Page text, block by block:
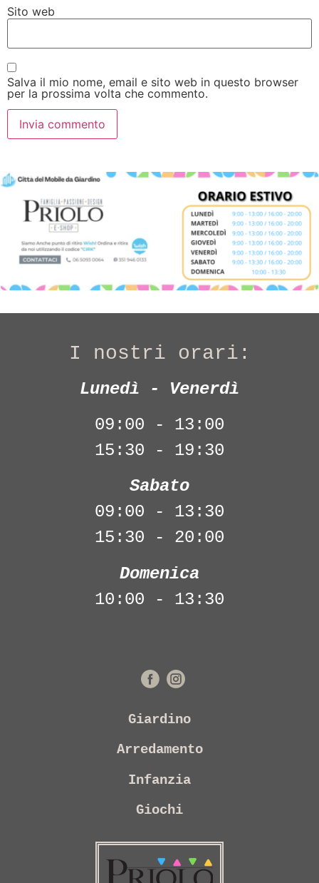
Sito web
Salva il mio nome, email e sito web in questo browser
per la prossima volta che commento.
I nostri orari:
Lunedì - Venerdì
09:00 - 13:00
15:30 - 19:30
Sabato
09:00 - 13:30
15:30 - 20:00
Domenica
10:00 - 13:30
Giardino
Arredamento
Infanzia
Giochi